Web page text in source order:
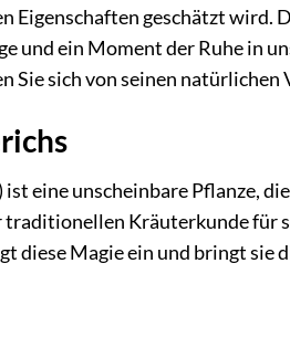
Eigenschaften geschätzt wird.
und ein Moment der Ruhe in
Sie sich von seinen natürlichen
eine unscheinbare Pflanze,
Kräuterkunde für
diese Magie ein und bringt sie